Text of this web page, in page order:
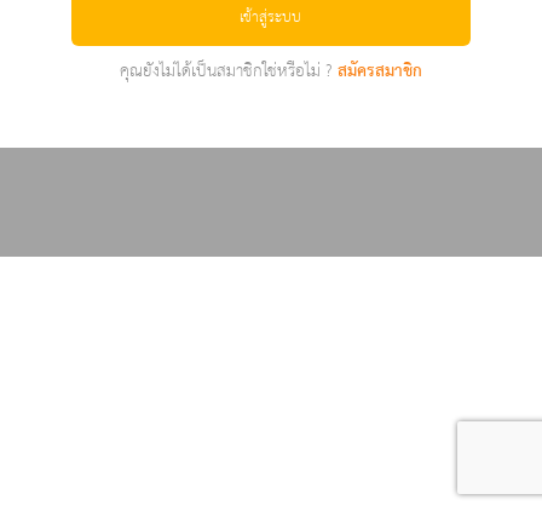
เข้าสู่ระบบ
คุณยังไม่ได้เป็นสมาชิกใช่หรือไม่ ?สมัครสมาชิก